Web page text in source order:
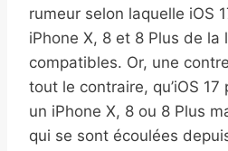
rumeur selon laquelle iOS
iPhone X, 8 et 8 Plus de la
compatibles. Or, une
tout le contraire, qu’iOS
un iPhone X, 8 ou 8 Plus
qui se sont écoulées